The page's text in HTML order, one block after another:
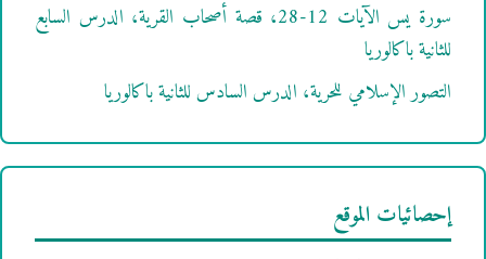
سورة يس الآيات 12-28، قصة أصحاب القرية، الدرس السابع
للثانية باكالوريا
التصور الإسلامي للحرية، الدرس السادس للثانية باكالوريا
إحصائيات الموقع